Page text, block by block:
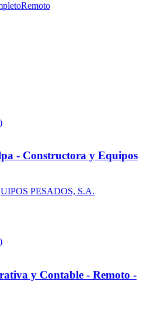
Remoto
- Constructora y Equipos
PESADOS, S.A.
y Contable - Remoto -